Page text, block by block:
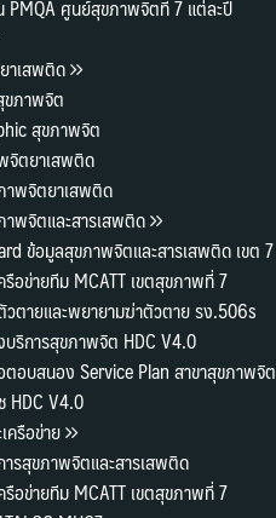
PMQA ศูนย์สุขภาพจิตที่ 7 แต่ละปี
าเสพติด
ขภาพจิต
สุขภาพจิต
จิตยาเสพติด
าพจิตยาเสพติด
พจิตและสารเสพติด
ข้อมูลสุขภาพจิตและสารเสพติด เขต 7
รือข่ายทีม MCATT เขตสุขภาพที่ 7
ตายและพยายามฆ่าตัวตาย รง.506s
บริการสุขภาพจิต HDC V4.0
อบสนอง Service Plan สาขาสุขภาพจิต
HDC V4.0
ครือข่าย
รสุขภาพจิตและสารเสพติด
รือข่ายทีม MCATT เขตสุขภาพที่ 7